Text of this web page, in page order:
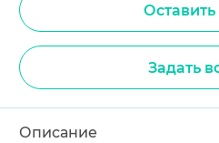
Оставить
Задать
Описание